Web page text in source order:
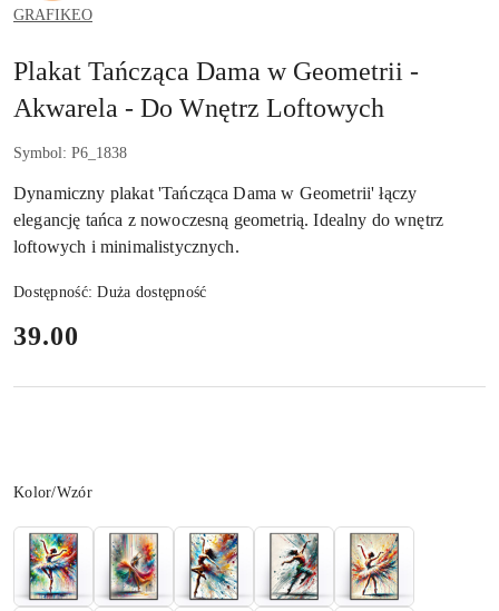
GRAFIKEO
Plakat Tańcząca Dama w Geometrii -
Akwarela - Do Wnętrz Loftowych
Symbol: P6_1838
Dynamiczny plakat 'Tańcząca Dama w Geometrii' łączy
elegancję tańca z nowoczesną geometrią. Idealny do wnętrz
loftowych i minimalistycznych.
Dostępność:Duża dostępność
cena:
39.00
Wariant
Kolor/Wzór